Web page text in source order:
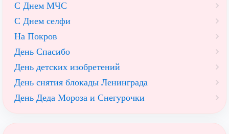
С Днем МЧС
С Днем селфи
На Покров
День Спасибо
День детских изобретений
День снятия блокады Ленинграда
День Деда Мороза и Снегурочки